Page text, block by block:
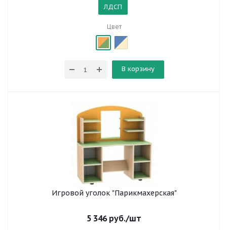
ЛДСП
Цвет
В корзину
Игровой уголок "Парикмахерская"
5 346руб./шт